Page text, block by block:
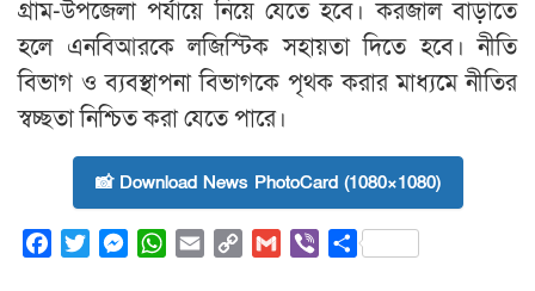
গ্রাম-উপজেলা পর্যায়ে নিয়ে যেতে হবে। করজাল বাড়াতে
হলে এনবিআরকে লজিস্টিক সহায়তা দিতে হবে। নীতি
বিভাগ ও ব্যবস্থাপনা বিভাগকে পৃথক করার মাধ্যমে নীতির
স্বচ্ছতা নিশ্চিত করা যেতে পারে।
📸 Download News PhotoCard (1080×1080)
FacebookTwitterMessenger
WhatsApp
Email Copy
Gmail ViberShare